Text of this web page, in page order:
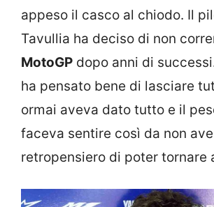
appeso il casco al chiodo. Il
Tavullia ha deciso di non
MotoGP dopo anni di
ha pensato bene di lasciare
ormai aveva dato tutto e il
faceva sentire così da non
retropensiero di poter tornare